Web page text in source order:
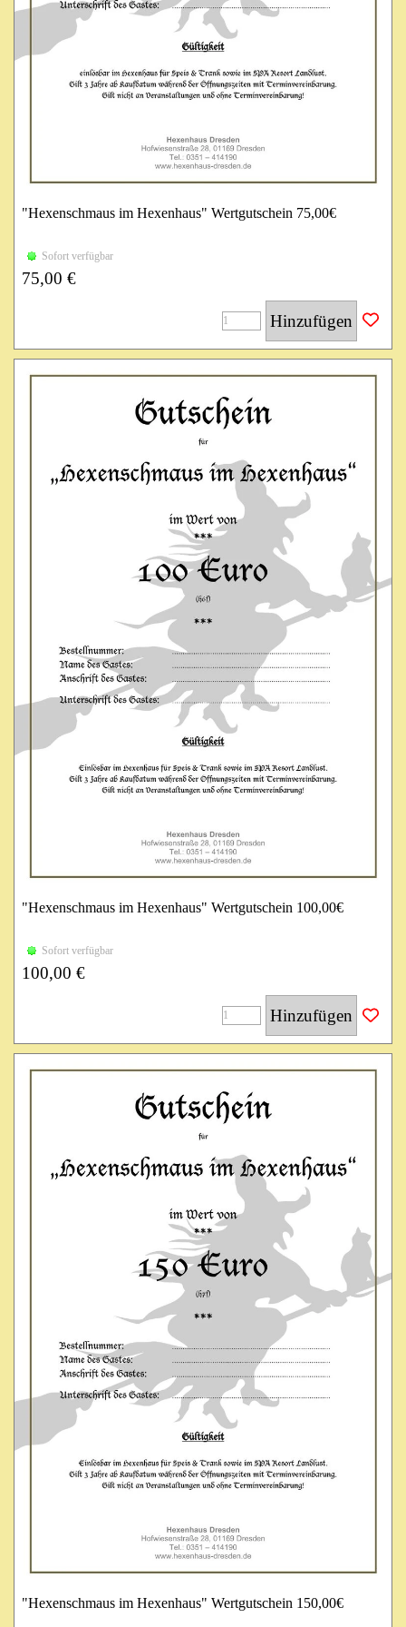
"Hexenschmaus im Hexenhaus" Wertgutschein 75,00€
Resort Landlust.
Gilt 3 Jahre ab Kaufdatum während der Öffnungszeiten mit
Gilt nicht an Veranstaltungen und ohne Terminvereinbarung!
Sofort verfügbar
75,00 €
Hinzufügen
"Hexenschmaus im Hexenhaus" Wertgutschein 100,00€
Resort Landlust.
Gilt 3 Jahre ab Kaufdatum während der Öffnungszeiten mit
Gilt nicht an Veranstaltungen und ohne Terminvereinbarung!
Sofort verfügbar
100,00 €
Hinzufügen
"Hexenschmaus im Hexenhaus" Wertgutschein 150,00€